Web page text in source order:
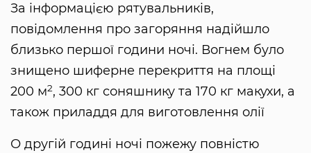
За інформацією рятувальників,
повідомлення про загоряння надійшло
близько першої години ночі. Вогнем було
знищено шиферне перекриття на площі
200 м2, 300 кг соняшнику та 170 кг макухи, а
також приладдя для виготовлення олії
О другій годині ночі пожежу повністю